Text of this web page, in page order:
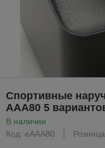
Спортивные
AAA80 5
В наличии
Код: еAAA80
Розница